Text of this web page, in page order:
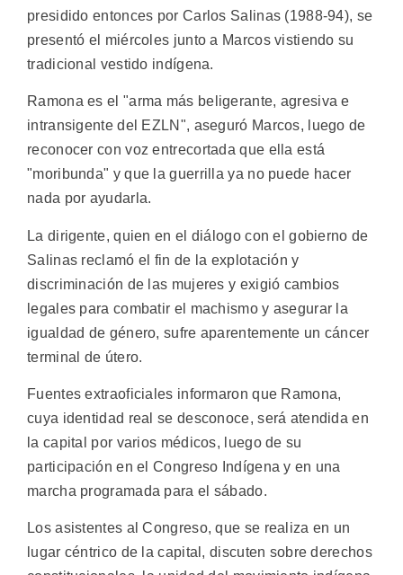
presidido entonces por Carlos Salinas (1988-94), se
presentó el miércoles junto a Marcos vistiendo su
tradicional vestido indígena.
Ramona es el "arma más beligerante, agresiva e
intransigente del EZLN", aseguró Marcos, luego de
reconocer con voz entrecortada que ella está
"moribunda" y que la guerrilla ya no puede hacer
nada por ayudarla.
La dirigente, quien en el diálogo con el gobierno de
Salinas reclamó el fin de la explotación y
discriminación de las mujeres y exigió cambios
legales para combatir el machismo y asegurar la
igualdad de género, sufre aparentemente un cáncer
terminal de útero.
Fuentes extraoficiales informaron que Ramona,
cuya identidad real se desconoce, será atendida en
la capital por varios médicos, luego de su
participación en el Congreso Indígena y en una
marcha programada para el sábado.
Los asistentes al Congreso, que se realiza en un
lugar céntrico de la capital, discuten sobre derechos